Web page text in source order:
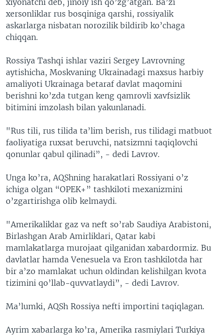
xiyonatchi deb, jinoiy ish qo’zg’atgan. Ba’zi
xersonliklar rus bosqiniga qarshi, rossiyalik
askarlarga nisbatan norozilik bildirib ko’chaga
chiqqan.
Rossiya Tashqi ishlar vaziri Sergey Lavrovning
aytishicha, Moskvaning Ukrainadagi maxsus harbiy
amaliyoti Ukrainaga betaraf davlat maqomini
berishni ko’zda tutgan keng qamrovli xavfsizlik
bitimini imzolash bilan yakunlanadi.
"Rus tili, rus tilida ta’lim berish, rus tilidagi matbuot
faoliyatiga ruxsat beruvchi, natsizmni taqiqlovchi
qonunlar qabul qilinadi”, - dedi Lavrov.
Unga ko’ra, AQShning harakatlari Rossiyani o’z
ichiga olgan “OPEK+” tashkiloti mexanizmini
o’zgartirishga olib kelmaydi.
"Amerikaliklar gaz va neft so’rab Saudiya Arabistoni,
Birlashgan Arab Amirliklari, Qatar kabi
mamlakatlarga murojaat qilganidan xabardormiz. Bu
davlatlar hamda Venesuela va Eron tashkilotda har
bir a’zo mamlakat uchun oldindan kelishilgan kvota
tizimini qo’llab-quvvatlaydi”, - dedi Lavrov.
Ma’lumki, AQSh Rossiya nefti importini taqiqlagan.
Ayrim xabarlarga ko’ra, Amerika rasmiylari Turkiya